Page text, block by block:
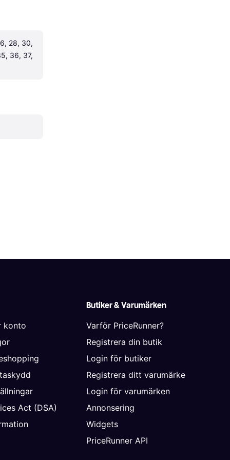
28, 30,
36, 37,
konto
Act (DSA)
Butiker & Varumärken
Varför PriceRunner?
Registrera din butik
Login för butiker
Registrera ditt varumärke
Login för varumärken
Annonsering
Widgets
PriceRunner API